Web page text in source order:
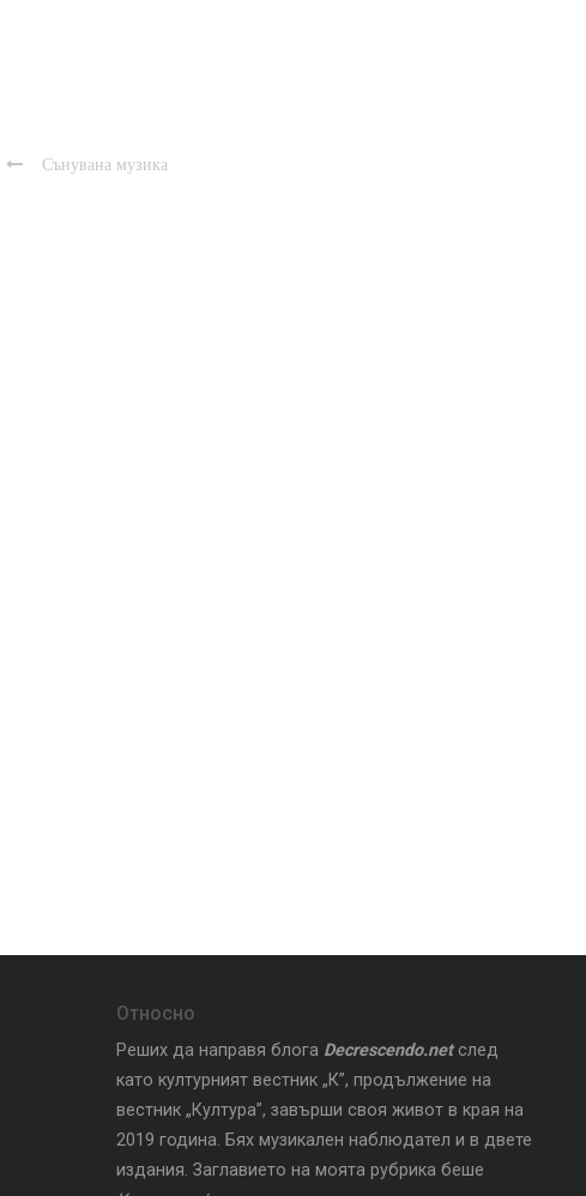
 Сънувана музика
Относно
Реших да направя блога Decrescendo.net след
като културният вестник „К”, продължение на
вестник „Култура”, завърши своя живот в края на
2019 година. Бях музикален наблюдател и в двете
издания. Заглавието на моята рубрика беше